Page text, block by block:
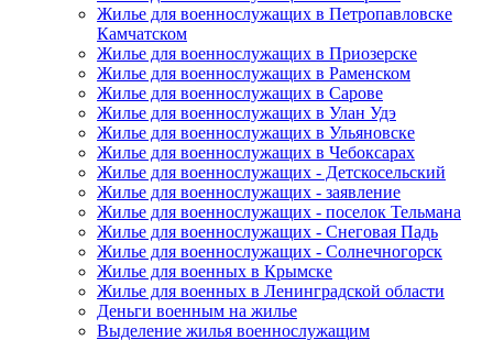
Жилье для военнослужащих в Петропавловске
Камчатском
Жилье для военнослужащих в Приозерске
Жилье для военнослужащих в Раменском
Жилье для военнослужащих в Сарове
Жилье для военнослужащих в Улан Удэ
Жилье для военнослужащих в Ульяновске
Жилье для военнослужащих в Чебоксарах
Жилье для военнослужащих - Детскосельский
Жилье для военнослужащих - заявление
Жилье для военнослужащих - поселок Тельмана
Жилье для военнослужащих - Снеговая Падь
Жилье для военнослужащих - Солнечногорск
Жилье для военных в Крымске
Жилье для военных в Ленинградской области
Деньги военным на жилье
Выделение жилья военнослужащим